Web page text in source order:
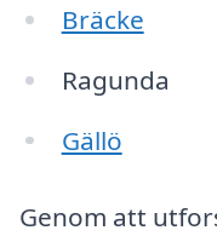
Bräcke
Ragunda
Gällö
Genom att